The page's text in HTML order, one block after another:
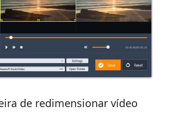
de redimensionar vídeo